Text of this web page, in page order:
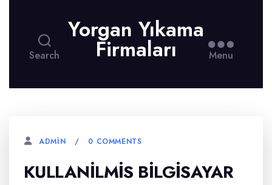
Search
Yorgan Yıkama
Firmaları Menu
ADMIN 0 COMMENTS
KULLANILMIS BILGISAYAR